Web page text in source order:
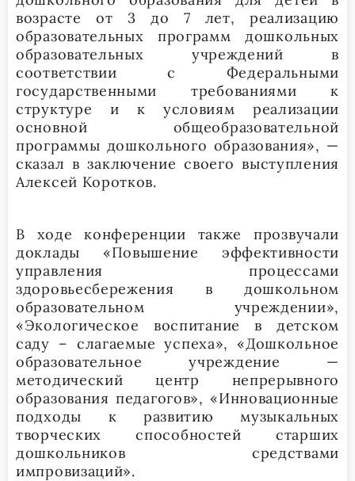
возрасте от 3 до 7 лет, реализацию
образовательных программ дошкольных
образовательных учреждений в
соответствии с Федеральными
государственными требованиями к
структуре и к условиям реализации
основной общеобразовательной
программы дошкольного образования», —
сказал в заключение своего выступления
Алексей Коротков.
В ходе конференции также прозвучали
доклады «Повышение эффективности
управления процессами
здоровьесбережения в дошкольном
образовательном учреждении»,
«Экологическое воспитание в детском
саду – слагаемые успеха», «Дошкольное
образовательное учреждение —
методический центр непрерывного
образования педагогов», «Инновационные
подходы к развитию музыкальных
творческих способностей старших
дошкольников средствами
импровизаций».